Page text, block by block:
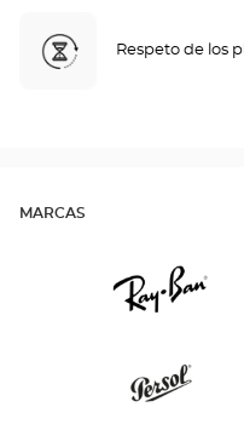
Respeto de los
MARCAS